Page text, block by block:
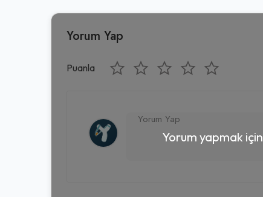
Yorum Yap
Puanla
Yorum yapmak için